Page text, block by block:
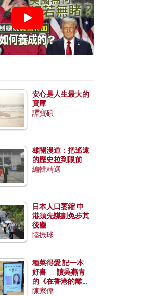
安心是人生最大的
寶庫
譚寶碩
雄關漫道：把遙遠
的歷史拉到眼前
編輯精選
日本人口萎縮 中
港須先謀劃免步其
後塵
陸振球
種菜得愛 記一本
好書──讀吳燕青
的《在香港的離島
種菜》
陳家偉